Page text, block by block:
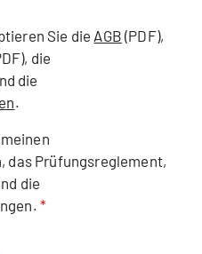
Sie die AGB (PDF),
die
die
.
das Prüfungsreglement,
die